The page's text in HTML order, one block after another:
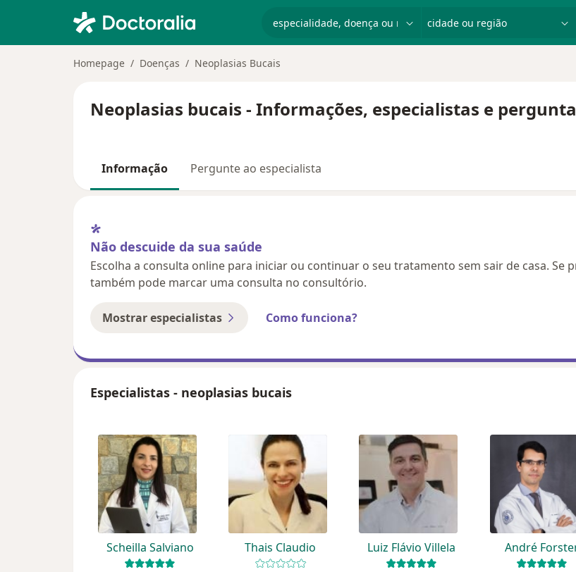
Homepage Doenças Neoplasias Bucais
Neoplasias bucais - Informações, especialistas e
Informação Pergunte ao especialista
Não descuide da sua saúde
Escolha a consulta online para iniciar ou continuar o seu tratamento sem sair de casa. Se
também pode marcar uma consulta no consultório.
Mostrar especialistas Como funciona?
Especialistas - neoplasias bucais
Scheilla Salviano Thais Claudio Luiz Flávio Villela André